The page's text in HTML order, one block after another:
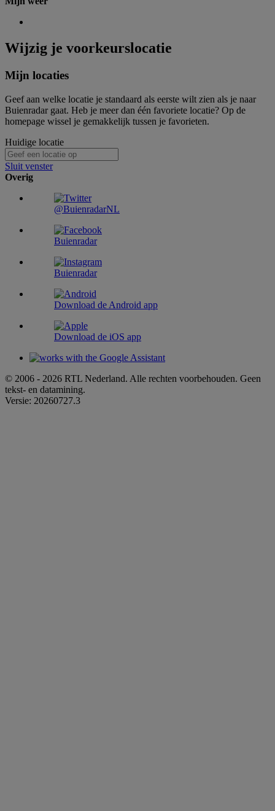
Wijzig je voorkeurslocatie
Mijn locaties
Geef aan welke locatie je standaard als eerste wilt zien als je naar
Buienradar gaat. Heb je meer dan één favoriete locatie? Op de
homepage wissel je gemakkelijk tussen je favorieten.
Huidige locatie
Sluit venster
Overig
@BuienradarNL
Buienradar
Buienradar
Download de Android app
Download de iOS app
© 2006 - 2026 RTL Nederland. Alle rechten voorbehouden. Geen
tekst- en datamining.
Versie: 20260727.3